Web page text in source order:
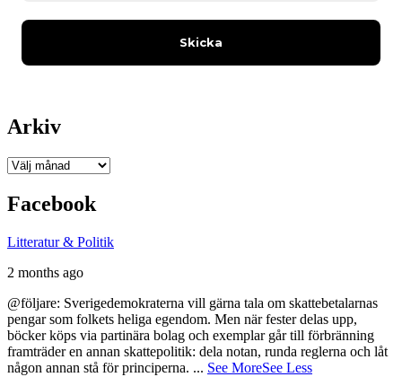
Arkiv
Arkiv
Facebook
Litteratur & Politik
2 months ago
@följare: Sverigedemokraterna vill gärna tala om skattebetalarnas
pengar som folkets heliga egendom. Men när fester delas upp,
böcker köps via partinära bolag och exemplar går till förbränning
framträder en annan skattepolitik: dela notan, runda reglerna och låt
någon annan stå för principerna. ... See MoreSee Less